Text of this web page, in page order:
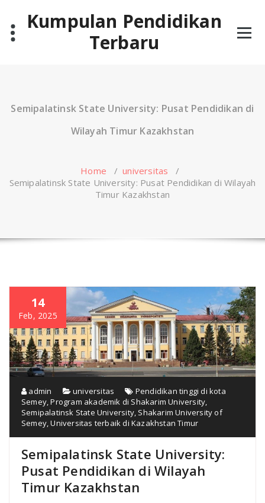
contentKumpulan Pendidikan
Terbaru
Semipalatinsk State University: Pusat Pendidikan di
Wilayah Timur Kazakhstan
Home /universitas /
Semipalatinsk State University: Pusat Pendidikan di Wilayah
Timur Kazakhstan
14
Feb, 2025
admin universitas
Pendidikan tinggi di kota
Semey,Program akademik di Shakarim University,
Semipalatinsk State University, Shakarim University of
Semey,Universitas terbaik di Kazakhstan Timur
Semipalatinsk State University:
Pusat Pendidikan di Wilayah
Timur Kazakhstan